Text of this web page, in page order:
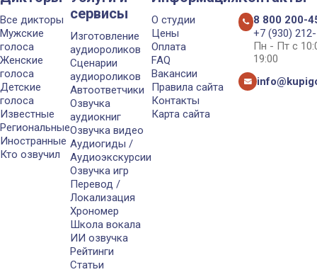
Все дикторы
Мужские
голоса
Женские
голоса
Детские
голоса
Известные
Региональные
Иностранные
Кто озвучил
сервисы
Изготовление
аудиороликов
Сценарии
аудиороликов
Автоответчики
Озвучка
аудиокниг
Озвучка видео
Аудиогиды /
Аудиоэкскурсии
Озвучка игр
Перевод /
Локализация
Хрономер
Школа вокала
ИИ озвучка
Рейтинги
Статьи
О студии
Цены
Оплата
FAQ
Вакансии
Правила сайта
Контакты
Карта сайта
8 800 200-
+7 (930)
Пн - Пт с
19:00